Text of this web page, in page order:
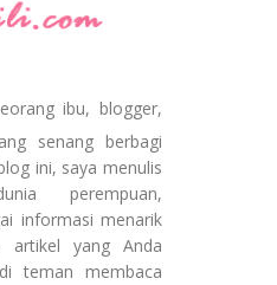
ibu, blogger,
senang berbagi
ini, saya menulis
perempuan,
informasi menarik
artikel yang Anda
teman membaca